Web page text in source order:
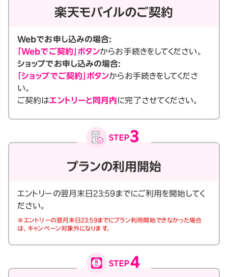
楽天モバイルのご契約
Webでお申し込みの場合:
「Webでご契約」ボタンからお手続きをしてください。
ショップでお申し込みの場合:
「ショップでご契約」ボタンからお手続きをしてくださ
い。
ご契約はエントリーと同月内に完了させてください。
プランの利用開始
エントリーの翌月末日23:59までにご利用を開始してく
ださい。
※エントリーの翌月末日23:59までにプラン利用開始できなかった場合
は、キャンペーン対象外になります。